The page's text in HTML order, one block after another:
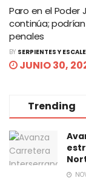
Paro en el Poder
continúa;
penales
BY SERPIENTES Y
JUNIO 30,
Trending